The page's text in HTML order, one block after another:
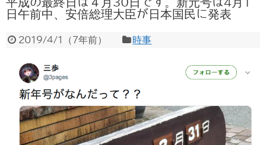
日午前中、安倍総理大臣が日本国民に発表
2019/4/1 （7年前） 時事